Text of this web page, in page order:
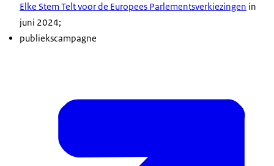
Elke Stem Telt voor de Europees Parlementsverkiezingen in
juni 2024;
publiekscampagne